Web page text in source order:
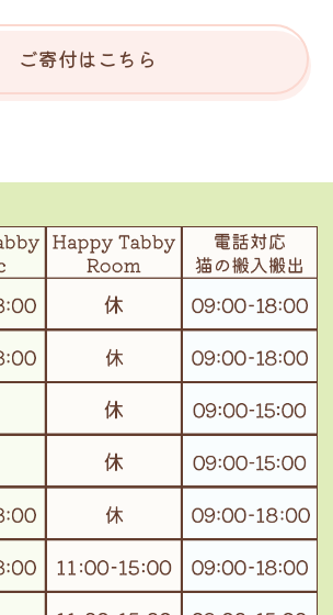
ご寄付はこちら